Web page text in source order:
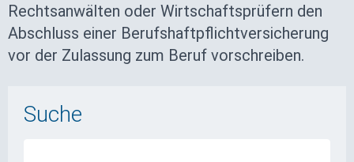
Rechtsanwälten oder Wirtschaftsprüfern den
Abschluss einer Berufshaftpflichtversicherung
vor der Zulassung zum Beruf vorschreiben.
Suche